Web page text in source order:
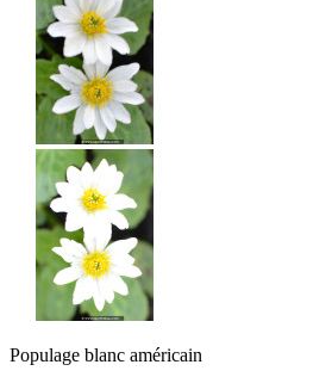
Populage blanc américain